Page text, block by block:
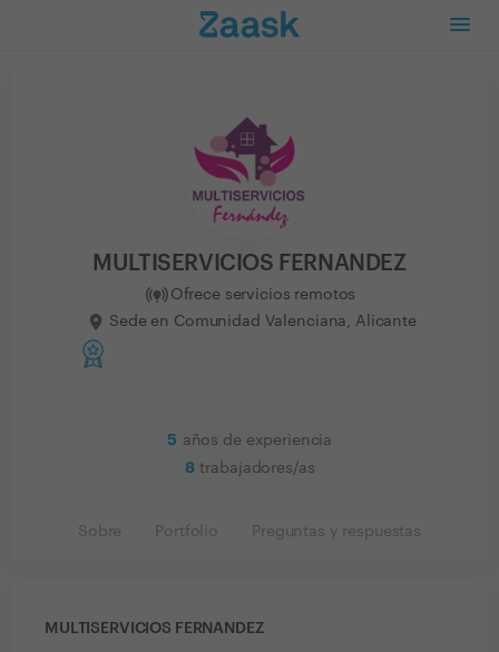
MULTISERVICIOS FERNANDEZ
Ofrece servicios remotos
Sede en Comunidad Valenciana, Alicante
5 años de experiencia
8 trabajadores/as
Sobre Portfolio Preguntas y respuestas
MULTISERVICIOS FERNANDEZ